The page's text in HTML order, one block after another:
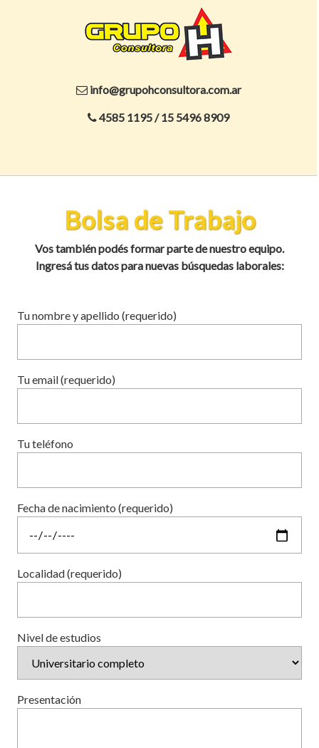
info@grupohconsultora.com.ar
4585 1195 / 15 5496 8909
Bolsa de Trabajo
Vos también podés formar parte de nuestro equipo.
Ingresá tus datos para nuevas búsquedas laborales:
Tu nombre y apellido (requerido)
Tu email (requerido)
Tu teléfono
Fecha de nacimiento (requerido)
Localidad (requerido)
Nivel de estudios
Presentación